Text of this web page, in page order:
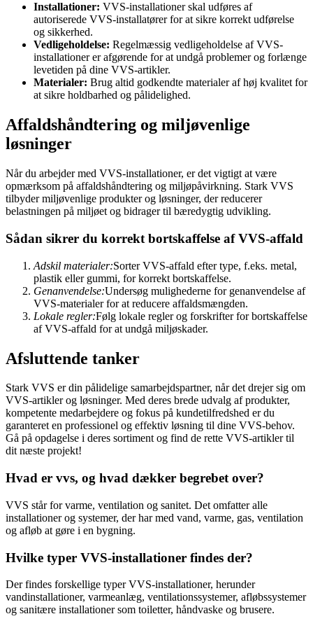
Installationer: VVS-installationer skal udføres af
autoriserede VVS-installatører for at sikre korrekt udførelse
og sikkerhed.
Vedligeholdelse: Regelmæssig vedligeholdelse af VVS-
installationer er afgørende for at undgå problemer og forlænge
levetiden på dine VVS-artikler.
Materialer: Brug altid godkendte materialer af høj kvalitet for
at sikre holdbarhed og pålidelighed.
Affaldshåndtering og miljøvenlige
løsninger
Når du arbejder med VVS-installationer, er det vigtigt at være
opmærksom på affaldshåndtering og miljøpåvirkning. Stark VVS
tilbyder miljøvenlige produkter og løsninger, der reducerer
belastningen på miljøet og bidrager til bæredygtig udvikling.
Sådan sikrer du korrekt bortskaffelse af VVS-affald
Adskil materialer:Sorter VVS-affald efter type, f.eks. metal,
plastik eller gummi, for korrekt bortskaffelse.
Genanvendelse:Undersøg mulighederne for genanvendelse af
VVS-materialer for at reducere affaldsmængden.
Lokale regler:Følg lokale regler og forskrifter for bortskaffelse
af VVS-affald for at undgå miljøskader.
Afsluttende tanker
Stark VVS er din pålidelige samarbejdspartner, når det drejer sig om
VVS-artikler og løsninger. Med deres brede udvalg af produkter,
kompetente medarbejdere og fokus på kundetilfredshed er du
garanteret en professionel og effektiv løsning til dine VVS-behov.
Gå på opdagelse i deres sortiment og find de rette VVS-artikler til
dit næste projekt!
Hvad er vvs, og hvad dækker begrebet over?
VVS står for varme, ventilation og sanitet. Det omfatter alle
installationer og systemer, der har med vand, varme, gas, ventilation
og afløb at gøre i en bygning.
Hvilke typer VVS-installationer findes der?
Der findes forskellige typer VVS-installationer, herunder
vandinstallationer, varmeanlæg, ventilationssystemer, afløbssystemer
og sanitære installationer som toiletter, håndvaske og brusere.